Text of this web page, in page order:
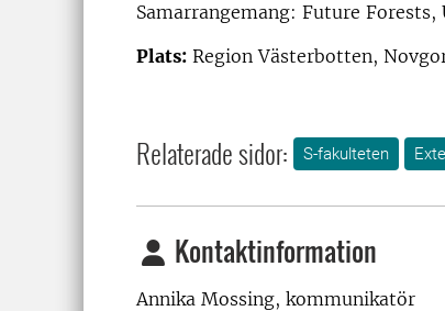
Samarrangemang: Future
Plats: Region Västerbotten,
Relaterade sidor: S-fakulteten
Kontaktinformation
Annika Mossing, kommunikatör